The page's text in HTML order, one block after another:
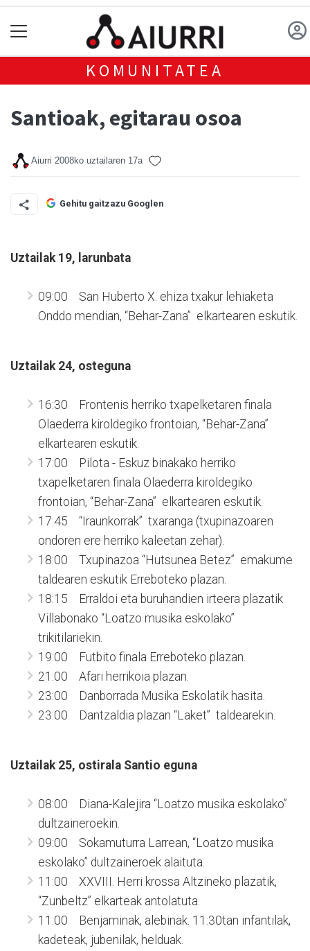
KOMUNITATEA
Santioak, egitarau osoa
Aiurri 2008ko uztailaren 17a
Gehitu gaitzazu Googlen
Uztailak 19, larunbata
09:00 San Huberto X. ehiza txakur lehiaketa
Onddo mendian, “Behar-Zana” elkartearen eskutik.
Uztailak 24, osteguna
16:30 Frontenis herriko txapelketaren finala
Olaederra kiroldegiko frontoian, “Behar-Zana”
elkartearen eskutik.
17:00 Pilota - Eskuz binakako herriko
txapelketaren finala Olaederra kiroldegiko
frontoian, “Behar-Zana” elkartearen eskutik.
17:45 “Iraunkorrak” txaranga (txupinazoaren
ondoren ere herriko kaleetan zehar).
18:00 Txupinazoa “Hutsunea Betez” emakume
taldearen eskutik Erreboteko plazan.
18:15 Erraldoi eta buruhandien irteera plazatik
Villabonako “Loatzo musika eskolako”
trikitilariekin.
19:00 Futbito finala Erreboteko plazan.
21:00 Afari herrikoia plazan.
23:00 Danborrada Musika Eskolatik hasita.
23:00 Dantzaldia plazan “Laket” taldearekin.
Uztailak 25, ostirala Santio eguna
08:00 Diana-Kalejira “Loatzo musika eskolako”
dultzaineroekin.
09:00 Sokamuturra Larrean, “Loatzo musika
eskolako” dultzaineroek alaituta.
11:00 XXVIII. Herri krossa Altzineko plazatik,
“Zunbeltz” elkarteak antolatuta.
11:00 Benjaminak, alebinak. 11:30tan infantilak,
kadeteak, jubenilak, helduak.